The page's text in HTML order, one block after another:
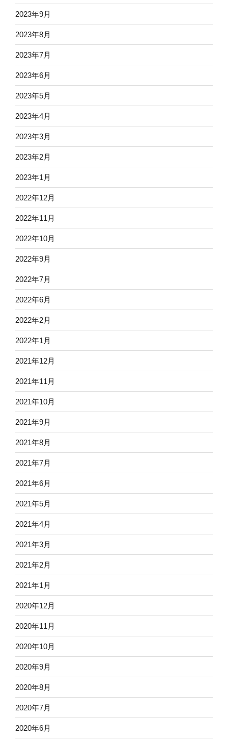
2023年9月
2023年8月
2023年7月
2023年6月
2023年5月
2023年4月
2023年3月
2023年2月
2023年1月
2022年12月
2022年11月
2022年10月
2022年9月
2022年7月
2022年6月
2022年2月
2022年1月
2021年12月
2021年11月
2021年10月
2021年9月
2021年8月
2021年7月
2021年6月
2021年5月
2021年4月
2021年3月
2021年2月
2021年1月
2020年12月
2020年11月
2020年10月
2020年9月
2020年8月
2020年7月
2020年6月